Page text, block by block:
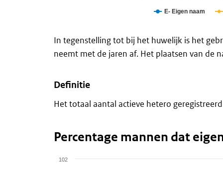
E- Eigen naam
In tegenstelling tot bij het huwelijk is het
neemt met de jaren af. Het plaatsen van de
Definitie
Het totaal aantal actieve hetero
Percentage mannen dat
102